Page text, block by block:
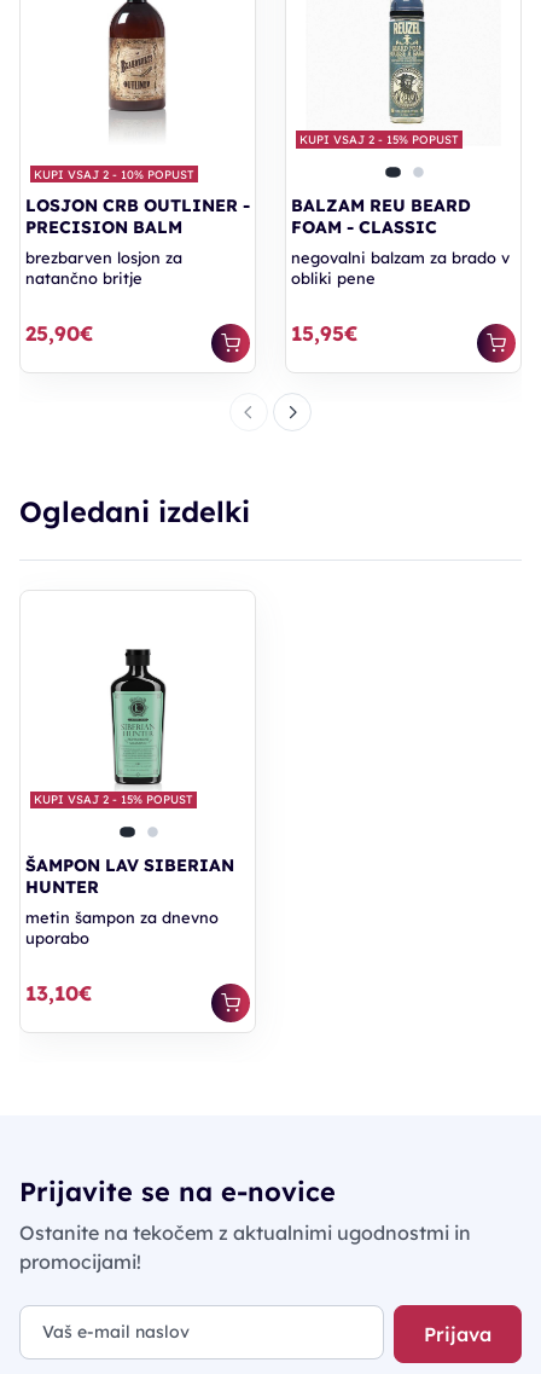
KUPI VSAJ 2 - 10% POPUST
LOSJON CRB OUTLINER -
PRECISION BALM
brezbarven losjon za
natančno britje
25,90€
KUPI VSAJ 2 - 15% POPUST
BALZAM REU BEARD
FOAM - CLASSIC
negovalni balzam za brado v
obliki pene
15,95€
Ogledani izdelki
KUPI VSAJ 2 - 15% POPUST
ŠAMPON LAV SIBERIAN
HUNTER
metin šampon za dnevno
uporabo
13,10€
Prijavite se na e-novice
Ostanite na tekočem z aktualnimi ugodnostmi in
promocijami!
Prijava